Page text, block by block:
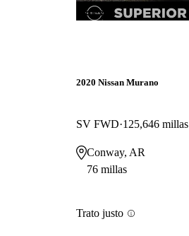
¡Nuevo!
2020 Nissan Murano
SV FWD 125,646 millas
Conway, AR
76 millas
Trato justo